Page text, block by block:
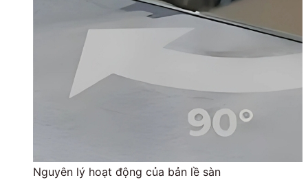
Nguyên lý hoạt động của bản lề sàn